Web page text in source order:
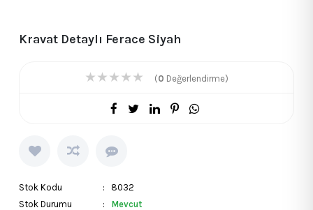
Kravat Detaylı Ferace Siyah
★★★★★ (0 Değerlendirme)
Stok Kodu
: 8032
Stok Durumu
: Mevcut